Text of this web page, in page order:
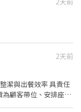
2天前
潔與出餐效率 具責任